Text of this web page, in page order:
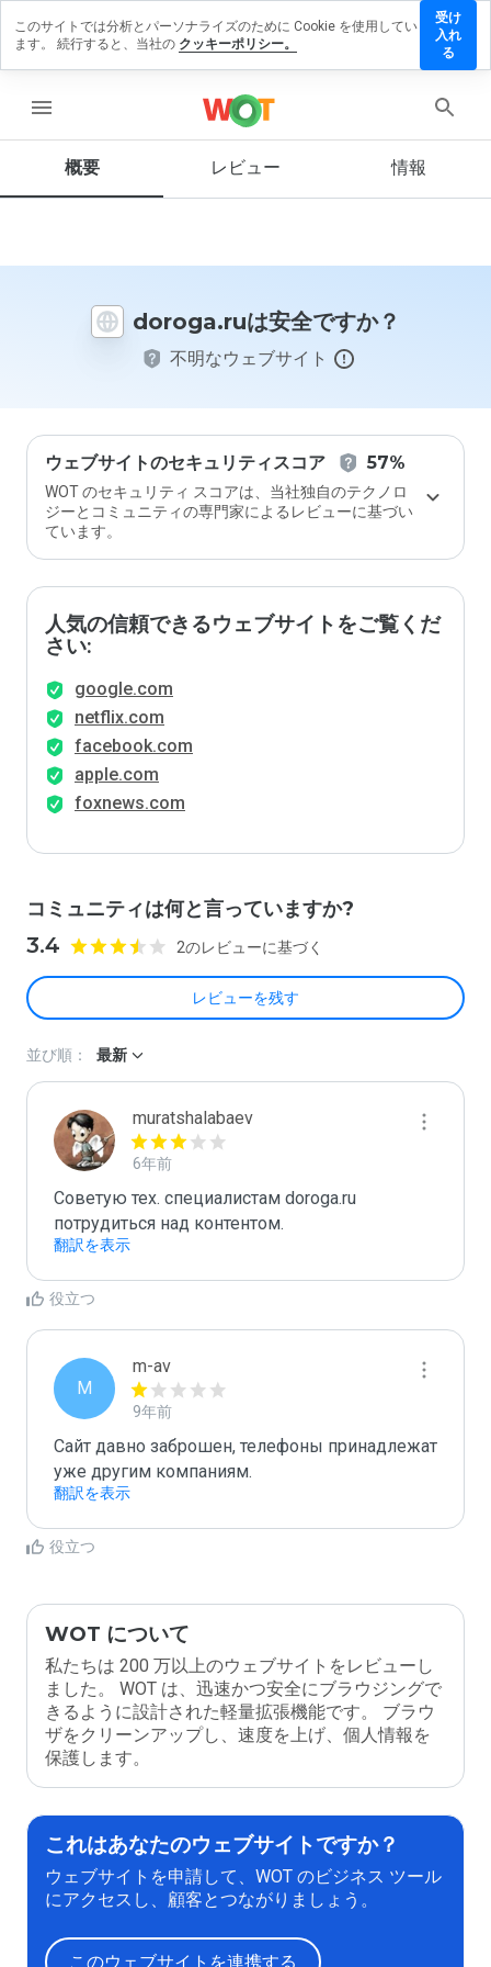
menu
概要 レビュー 情報
doroga.ruは安全ですか？
不明なウェブサイト
ウェブサイトのセキュリティスコア 57%
WOT のセキュリティ スコアは、当社独自のテクノロ
ジーとコミュニティの専門家によるレビューに基づい
ています。
人気の信頼できるウェブサイトをご覧くだ
さい:
google.com
netflix.com
facebook.com
apple.com
foxnews.com
コミュニティは何と言っていますか?
3.4 2のレビューに基づく
レビューを残す
レビュ
を残す
この
イト
価し
ます
か？
並び順： 最新
muratshalabaev
6年前
Советую тех. специалистам doroga.ru
потрудиться над контентом.
翻訳を表示
役立つ
M
m-av
9年前
Сайт давно заброшен, телефоны принадлежат
уже другим компаниям.
翻訳を表示
役立つ
WOT について
私たちは 200 万以上のウェブサイトをレビューし
ました。 WOT は、迅速かつ安全にブラウジングで
きるように設計された軽量拡張機能です。 ブラウ
ザをクリーンアップし、速度を上げ、個人情報を
保護します。
これはあなたのウェブサイトですか？
ウェブサイトを申請して、WOT のビジネス ツール
にアクセスし、顧客とつながりましょう。
このウェブサイトを連携する
このサイトでは分析とパーソナライズのために Cookie を使用してい
ます。 続行すると、当社の クッキーポリシー。
受け
入れ
る